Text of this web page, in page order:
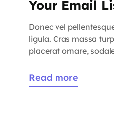
Your Email
Donec vel
ligula. Cras massa
placerat ornare,
bibendum lorem nisi,
dapibus sed.
Read more